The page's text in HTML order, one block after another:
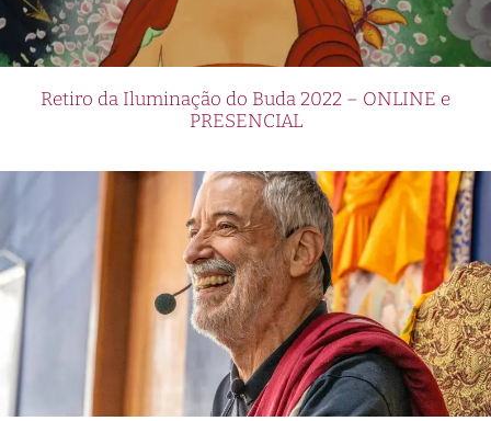
Retiro da Iluminação do Buda 2022 – ONLINE e
PRESENCIAL